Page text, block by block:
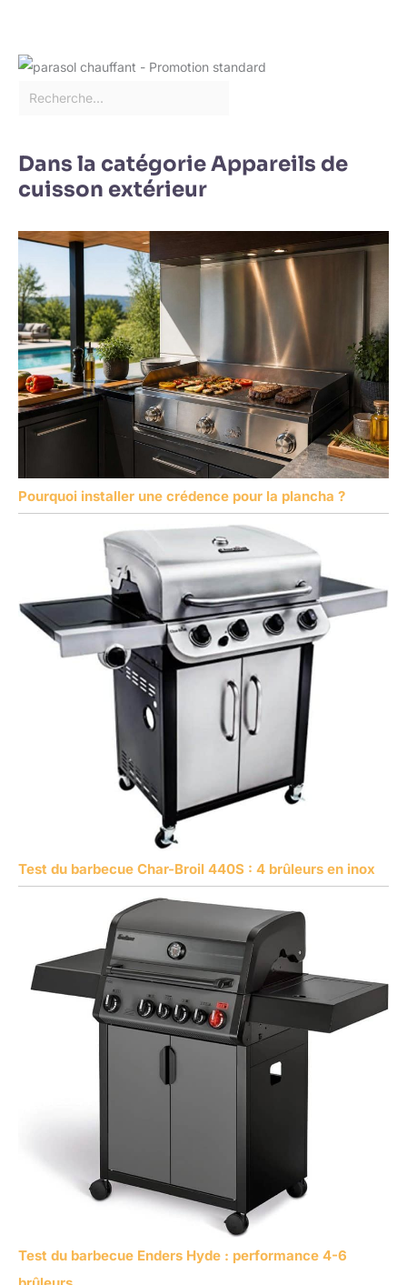
Dans la catégorie Appareils de
cuisson extérieur
Pourquoi installer une crédence pour la plancha ?
Test du barbecue Char-Broil 440S : 4 brûleurs en inox
Test du barbecue Enders Hyde : performance 4-6